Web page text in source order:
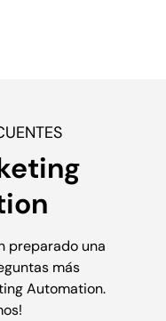
preparado una
más
Automation.